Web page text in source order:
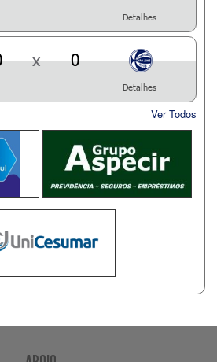
Detalhes
x 0
Detalhes
Ver Todos